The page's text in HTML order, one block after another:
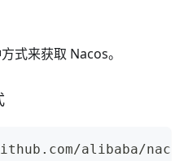
式来获取 Nacos。
alibaba/